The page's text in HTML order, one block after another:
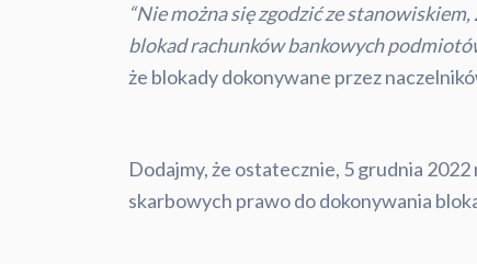
“Nie można się zgodzić ze
blokad rachunków bankowych
że blokady dokonywane przez
Dodajmy, że ostatecznie, 5 grudnia
skarbowych prawo do dokonywania